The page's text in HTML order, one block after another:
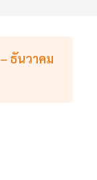
ธันวาคม